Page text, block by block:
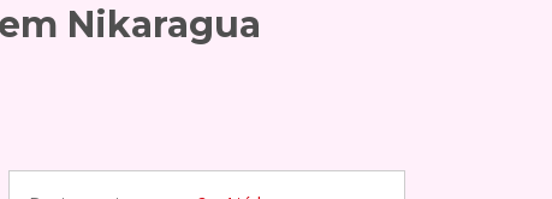
Nikaragua